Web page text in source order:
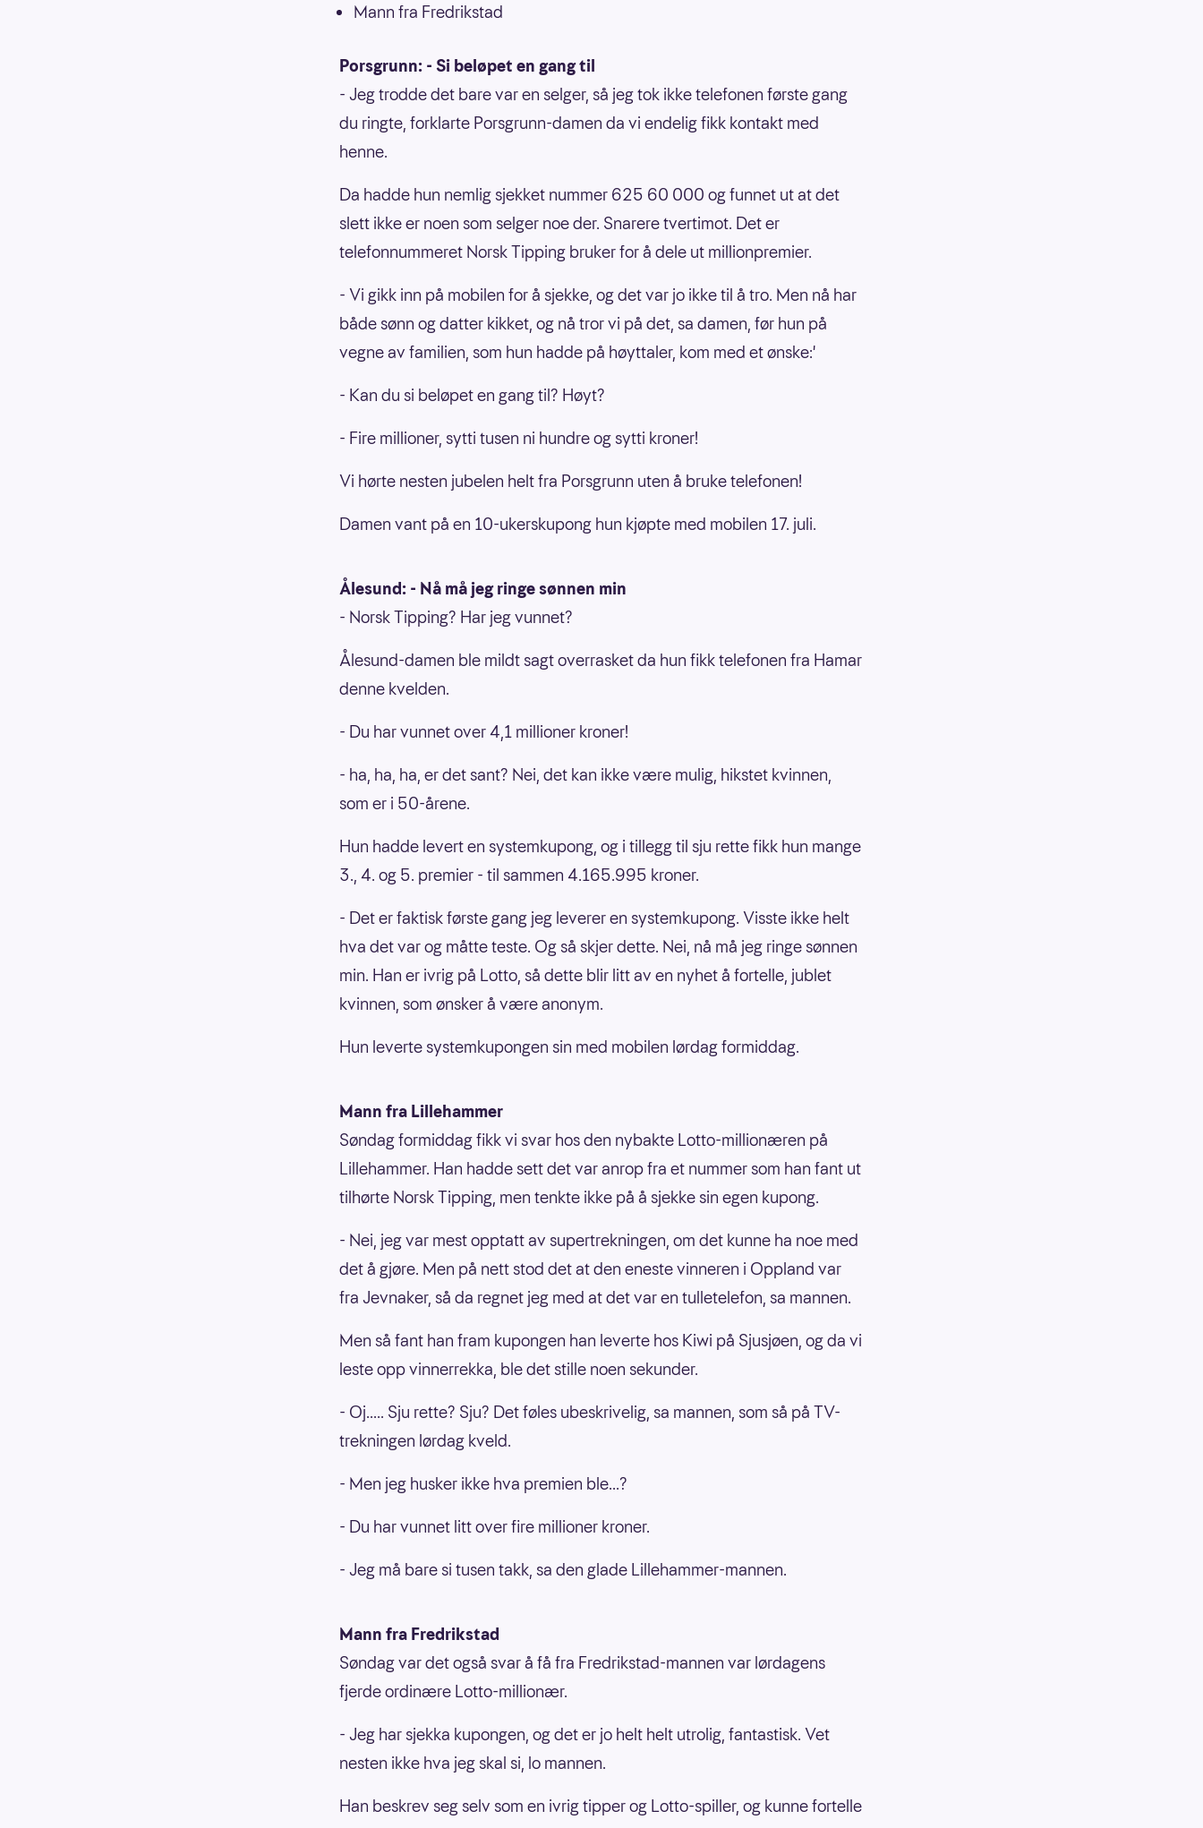
Mann fra Fredrikstad
Porsgrunn: - Si beløpet en gang til
- Jeg trodde det bare var en selger, så jeg tok ikke telefonen første gang
du ringte, forklarte Porsgrunn-damen da vi endelig fikk kontakt med
henne.
Da hadde hun nemlig sjekket nummer 625 60 000 og funnet ut at det
slett ikke er noen som selger noe der. Snarere tvertimot. Det er
telefonnummeret Norsk Tipping bruker for å dele ut millionpremier.
- Vi gikk inn på mobilen for å sjekke, og det var jo ikke til å tro. Men nå har
både sønn og datter kikket, og nå tror vi på det, sa damen, før hun på
vegne av familien, som hun hadde på høyttaler, kom med et ønske:'
- Kan du si beløpet en gang til? Høyt?
- Fire millioner, sytti tusen ni hundre og sytti kroner!
Vi hørte nesten jubelen helt fra Porsgrunn uten å bruke telefonen!
Damen vant på en 10-ukerskupong hun kjøpte med mobilen 17. juli.
Ålesund: - Nå må jeg ringe sønnen min
- Norsk Tipping? Har jeg vunnet?
Ålesund-damen ble mildt sagt overrasket da hun fikk telefonen fra Hamar
denne kvelden.
- Du har vunnet over 4,1 millioner kroner!
- ha, ha, ha, er det sant? Nei, det kan ikke være mulig, hikstet kvinnen,
som er i 50-årene.
Hun hadde levert en systemkupong, og i tillegg til sju rette fikk hun mange
3., 4. og 5. premier - til sammen 4.165.995 kroner.
- Det er faktisk første gang jeg leverer en systemkupong. Visste ikke helt
hva det var og måtte teste. Og så skjer dette. Nei, nå må jeg ringe sønnen
min. Han er ivrig på Lotto, så dette blir litt av en nyhet å fortelle, jublet
kvinnen, som ønsker å være anonym.
Hun leverte systemkupongen sin med mobilen lørdag formiddag.
Mann fra Lillehammer
Søndag formiddag fikk vi svar hos den nybakte Lotto-millionæren på
Lillehammer. Han hadde sett det var anrop fra et nummer som han fant ut
tilhørte Norsk Tipping, men tenkte ikke på å sjekke sin egen kupong.
- Nei, jeg var mest opptatt av supertrekningen, om det kunne ha noe med
det å gjøre. Men på nett stod det at den eneste vinneren i Oppland var
fra Jevnaker, så da regnet jeg med at det var en tulletelefon, sa mannen.
Men så fant han fram kupongen han leverte hos Kiwi på Sjusjøen, og da vi
leste opp vinnerrekka, ble det stille noen sekunder.
- Oj..... Sju rette? Sju? Det føles ubeskrivelig, sa mannen, som så på TV-
trekningen lørdag kveld.
- Men jeg husker ikke hva premien ble...?
- Du har vunnet litt over fire millioner kroner.
- Jeg må bare si tusen takk, sa den glade Lillehammer-mannen.
Mann fra Fredrikstad
Søndag var det også svar å få fra Fredrikstad-mannen var lørdagens
fjerde ordinære Lotto-millionær.
- Jeg har sjekka kupongen, og det er jo helt helt utrolig, fantastisk. Vet
nesten ikke hva jeg skal si, lo mannen.
Han beskrev seg selv som en ivrig tipper og Lotto-spiller, og kunne fortelle